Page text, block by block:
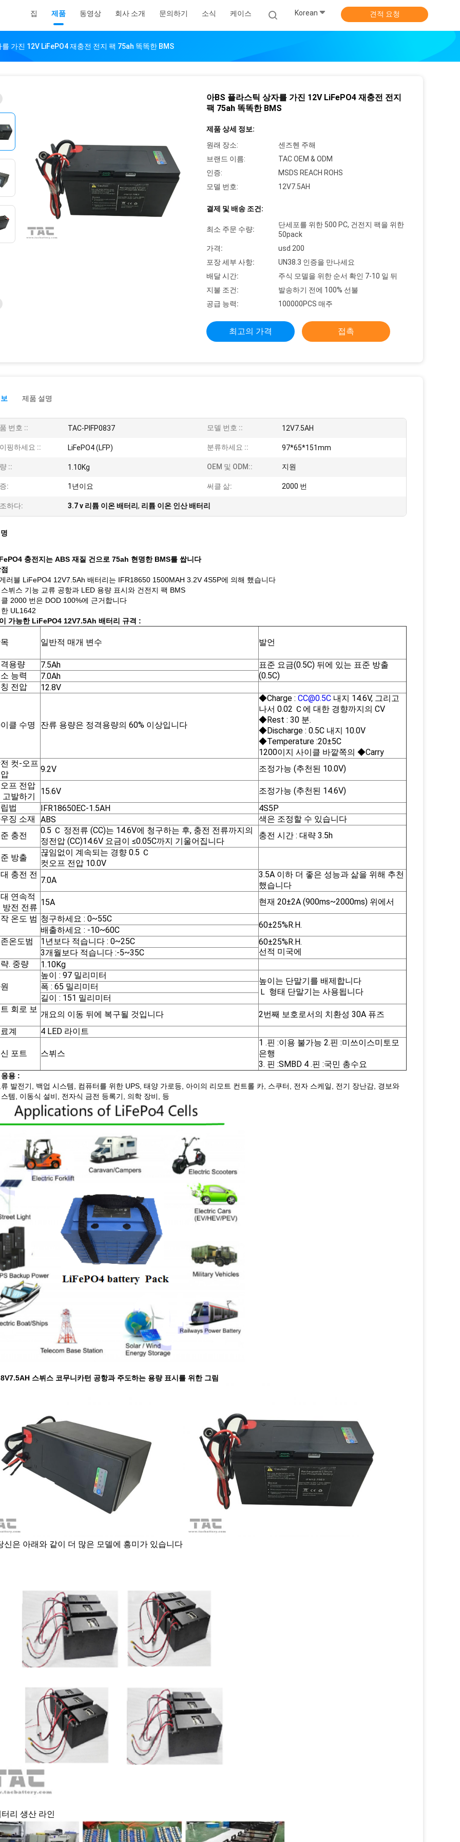
집 제품 동영상 회사 소개 문의하기 소식 케이스 Korean 견적 요청
가진 12V LiFePO4 재충전 전지 팩 75ah 똑똑한 BMS
아BS 플라스틱 상자를 가진 12V LiFePO4 재충전 전지
팩 75ah 똑똑한 BMS
제품 상세 정보:
원래 장소:
센즈헨 주해
브랜드 이름:
TAC OEM & ODM
인증:
MSDS REACH ROHS
모델 번호:
12V7.5AH
결제 및 배송 조건:
최소 주문 수량:
단세포를 위한 500 PC, 건전지 팩을 위한
50pack
가격:
usd 200
포장 세부 사항:
UN38.3 인증을 만나세요
배달 시간:
주식 모델을 위한 순서 확인 7-10 일 뒤
지불 조건:
발송하기 전에 100% 선불
공급 능력:
100000PCS 매주
최고의 가격 접촉
제품 설명
번호 :: TAC-PIFP0837 모델 번호 :: 12V7.5AH
핑하세요 :: LiFePO4 (LFP) 분류하세요 :: 97*65*151mm
:: 1.10Kg OEM 및 ODM:: 지원
: 1년이요 써클 삶: 2000 번
하다: 3.7 v 리튬 이온 배터리 , 리튬 이온 인산 배터리
충전지는 ABS 재질 건으로 75ah 현명한 BMS를 쌉니다
러블 LiFePO4 12V7.5Ah 배터리는 IFR18650 1500MAH 3.2V 4S5P에 의해 했습니다
뷔스 기능 교류 공항과 LED 용량 표시와 건전지 팩 BMS
2000 번은 DOD 100%에 근거합니다
UL1642
가능한 LiFePO4 12V7.5Ah 배터리 규격 :
일반적 매개 변수 발언
용량 7.5Ah
표준 요금(0.5C) 뒤에 있는 표준 방출
(0.5C)
능력
7.0Ah
전압
12.8V
클 수명 잔류 용량은 정격용량의 60% 이상입니다
◆Charge : CC@0.5C 내지 14.6V, 그리고
나서 0.02 Ｃ에 대한 경향까지의 CV
◆Rest : 30 분.
◆Discharge : 0.5C 내지 10.0V
◆Temperature :20±5C
1200이지 사이클 바깥쪽의 ◆Carry
컷-오프
9.2V
조정가능 (추천된 10.0V)
프 전압
고발하기
15.6V
조정가능 (추천된 14.6V)
법
IFR18650EC-1.5AH
4S5P
징 소재
ABS
색은 조정할 수 있습니다
충전
0.5 Ｃ 정전류 (CC)는 14.6V에 청구하는 후, 충전 전류까지의
정전압 (CC)14.6V 요금이 ≤0.05C까지 기울어집니다
충전 시간 : 대략 3.5h
방출
끊임없이 계속되는 경향 0.5 Ｃ
컷오프 전압 10.0V
충전 전
7.0A
3.5A 이하 더 좋은 성능과 삶을 위해 추천
했습니다
연속적
방전 전류
15A
현재 20±2A (900ms~2000ms) 위에서
온도 범 청구하세요 : 0~55C
60±25%R.H.
배출하세요 : -10~60C
온도범
1년보다 적습니다 : 0~25C
60±25%R.H.
선적 미국에
3개월보다 적습니다 :-5~35C
. 중량
1.10Kg
높이 : 97 밀리미터
높이는 단말기를 배제합니다
Ｌ 형태 단말기는 사용됩니다
폭 : 65 밀리미터
길이 : 151 밀리미터
회로 보
개요의 이동 뒤에 복구될 것입니다
2번째 보호로서의 치환성 30A 퓨즈
계
4 LED 라이트
포트 스뷔스
1 .핀 :이용 불가능 2.핀 :미쓰이스미토모
은행
3. 핀 :SMBD 4 .핀 :국민 총수요
용 :
발전기, 백업 시스템, 컴퓨터를 위한 UPS, 태양 가로등, 아이의 리모트 컨트롤 카, 스쿠터, 전자 스케일, 전기 장난감, 경보와
템, 이동식 설비, 전자식 금전 등록기, 의학 장비, 등
스뷔스 코무니카턴 공항과 주도하는 용량 표시를 위한 그림
신은 아래와 같이 더 많은 모델에 흥미가 있습니다
리 생산 라인